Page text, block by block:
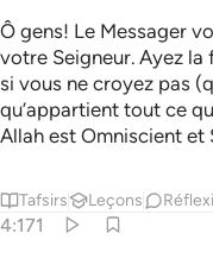
Ô gens! Le Messager
votre Seigneur. Ayez la
si vous ne croyez pas
qu’appartient tout ce
Allah est Omniscient et
Tafsirs Leçons
4:171